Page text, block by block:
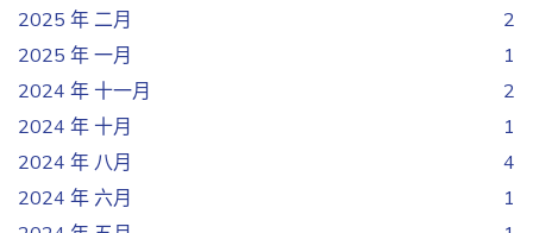
2025 年 二月
2
2025 年 一月
1
2024 年 十一月
2
2024 年 十月
1
2024 年 八月
4
2024 年 六月
1